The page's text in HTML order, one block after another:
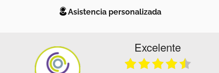
Asistencia personalizada
Excelente